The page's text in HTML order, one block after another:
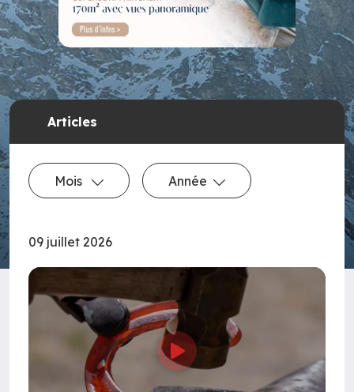
Articles
Mois Année
09 juillet 2026